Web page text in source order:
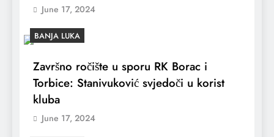
June 17, 2024
BANJA LUKA
Završno ročište u sporu RK Borac i
Torbice: Stanivuković svjedoči u korist
kluba
June 17, 2024